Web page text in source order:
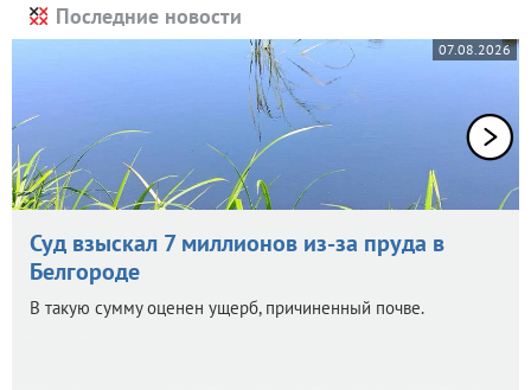
Последние новости
07.08.2026
Суд взыскал 7 миллионов из-за пруда в
Белгороде
В такую сумму оценен ущерб, причиненный почве.